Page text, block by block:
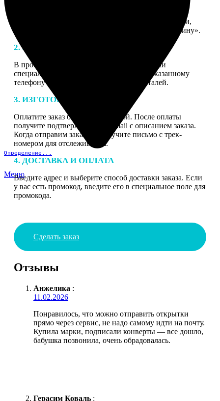
Определение...
Меню
Нажмите «Сделать заказ», выберите тип продукции,
загрузите фотографии, нажмите «Добавить в корзину».
2. МАКЕТ
В процессе подготовки заказа к печати наши
специалисты могут связаться с Вами по указанному
телефону или email для согласования деталей.
3. ИЗГОТОВЛЕНИЕ
Оплатите заказ банковской картой. После оплаты
получите подтверждение на email с описанием заказа.
Когда отправим заказ вы получите письмо с трек-
номером для отслеживания.
4. ДОСТАВКА И ОПЛАТА
Введите адрес и выберите способ доставки заказа. Если
у вас есть промокод, введите его в специальное поле для
промокода.
Сделать заказ
Отзывы
Анжелика :
11.02.2026
Понравилось, что можно отправить открытки
прямо через сервис, не надо самому идти на почту.
Купила марки, подписали конверты — все дошло,
бабушка позвонила, очень обрадовалась.
Герасим Коваль :